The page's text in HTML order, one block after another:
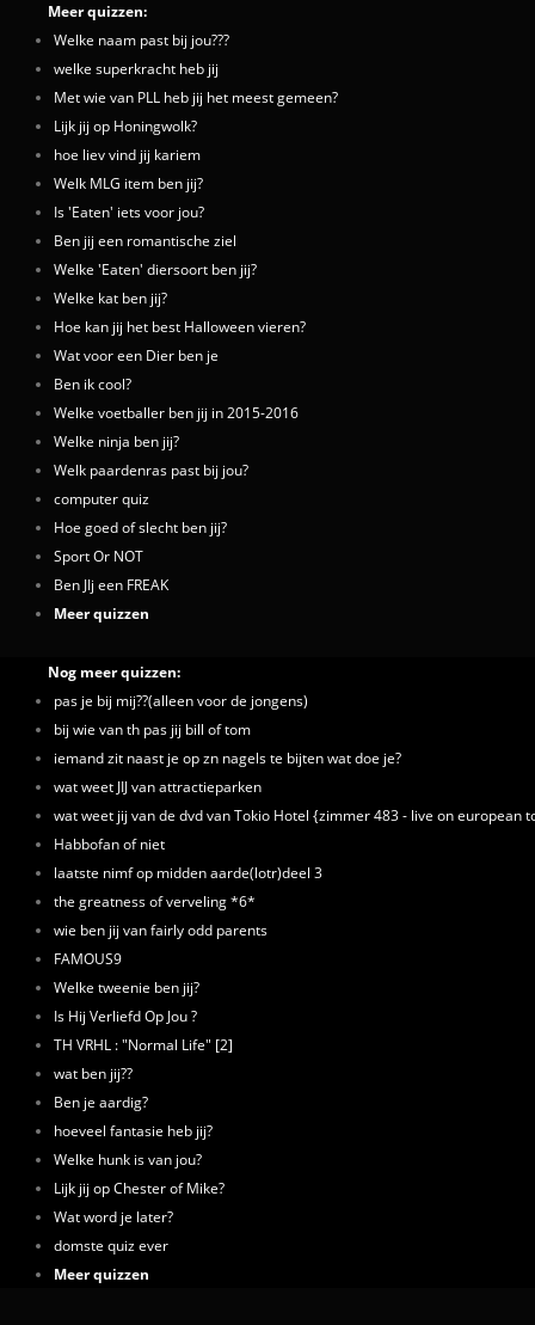
Meer quizzen:
Welke naam past bij jou???
welke superkracht heb jij
Met wie van PLL heb jij het meest gemeen?
Lijk jij op Honingwolk?
hoe liev vind jij kariem
Welk MLG item ben jij?
Is 'Eaten' iets voor jou?
Ben jij een romantische ziel
Welke 'Eaten' diersoort ben jij?
Welke kat ben jij?
Hoe kan jij het best Halloween vieren?
Wat voor een Dier ben je
Ben ik cool?
Welke voetballer ben jij in 2015-2016
Welke ninja ben jij?
Welk paardenras past bij jou?
computer quiz
Hoe goed of slecht ben jij?
Sport Or NOT
Ben JIj een FREAK
Meer quizzen
Nog meer quizzen:
pas je bij mij??(alleen voor de jongens)
bij wie van th pas jij bill of tom
iemand zit naast je op zn nagels te bijten wat doe je?
wat weet JIJ van attractieparken
wat weet jij van de dvd van Tokio Hotel {zimmer 483 - live on european
Habbofan of niet
laatste nimf op midden aarde(lotr)deel 3
the greatness of verveling *6*
wie ben jij van fairly odd parents
FAMOUS9
Welke tweenie ben jij?
Is Hij Verliefd Op Jou ?
TH VRHL : "Normal Life" [2]
wat ben jij??
Ben je aardig?
hoeveel fantasie heb jij?
Welke hunk is van jou?
Lijk jij op Chester of Mike?
Wat word je later?
domste quiz ever
Meer quizzen